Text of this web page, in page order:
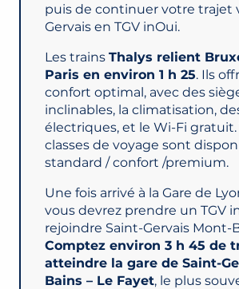
puis de continuer votre trajet
Gervais en TGV inOui.
Les trains Thalys relient
Paris en environ 1 h 25. Ils
confort optimal, avec des
inclinables, la climatisation,
électriques, et le Wi-Fi gratuit.
classes de voyage sont
standard / confort /premium.
Une fois arrivé à la Gare de
vous devrez prendre un TGV
rejoindre Saint-Gervais Mont-
Comptez environ 3 h 45 de
atteindre la gare de Saint-
Bains – Le Fayet, le plus